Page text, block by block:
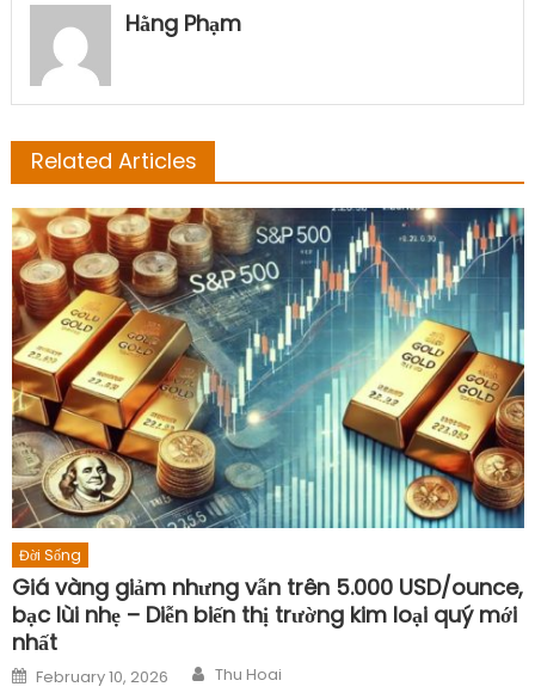
Hằng Phạm
Related Articles
Đời Sống
Giá vàng giảm nhưng vẫn trên 5.000 USD/ounce,
bạc lùi nhẹ – Diễn biến thị trường kim loại quý mới
nhất
Posted
on
February 10, 2026 Author
Thu Hoai